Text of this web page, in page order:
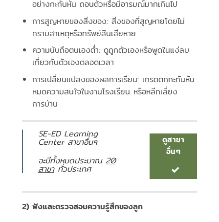
อย่างกะทันหัน ถอนตัวหรือมีอารมณ์มากเกินไป
การสูญหายของสิ่งของ: สิ่งของที่สูญหายโดยไม่
ทราบสาเหตุหรือทรัพย์สินเสียหาย
ความนับถือตนเองต่ำ: ดูถูกตัวเองหรือพูดในแง่ลบ
เกี่ยวกับตัวเองตลอดเวลา
การเปลี่ยนแปลงของผลการเรียน: เกรดตกกะทันหัน
หมดความสนใจในงานโรงเรียน หรือหลีกเลี่ยง
การบ้าน
SE-ED Learning
Center สาขาอื่นๆ
จะมีทั้งหมดประมาณ 20
สาขาทั่วประเทศ
ดูสาขา
อื่นๆ
2) ฟังและตรวจสอบความรู้สึกของลูก